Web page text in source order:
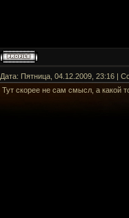
Дата: Пятница, 04.12.2009, 23:16 |
Тут скорее не сам смысл, а какой